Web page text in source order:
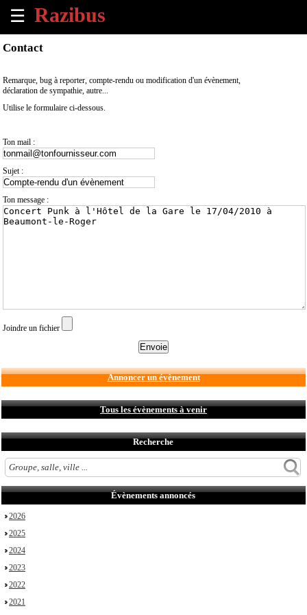
☰
×
les
venir
Annoncer
évènement
Contact
Remarque, bug à reporter, compte-rendu ou modification d'un évènement,
déclaration de sympathie, autre...
Utilise le formulaire ci-dessous.
Ton mail :
Sujet :
Ton message :
Joindre un fichier
Annoncer un évènement
Tous les évènements à venir
Recherche
Évènements annoncés
2026
2025
2024
2023
2022
2021